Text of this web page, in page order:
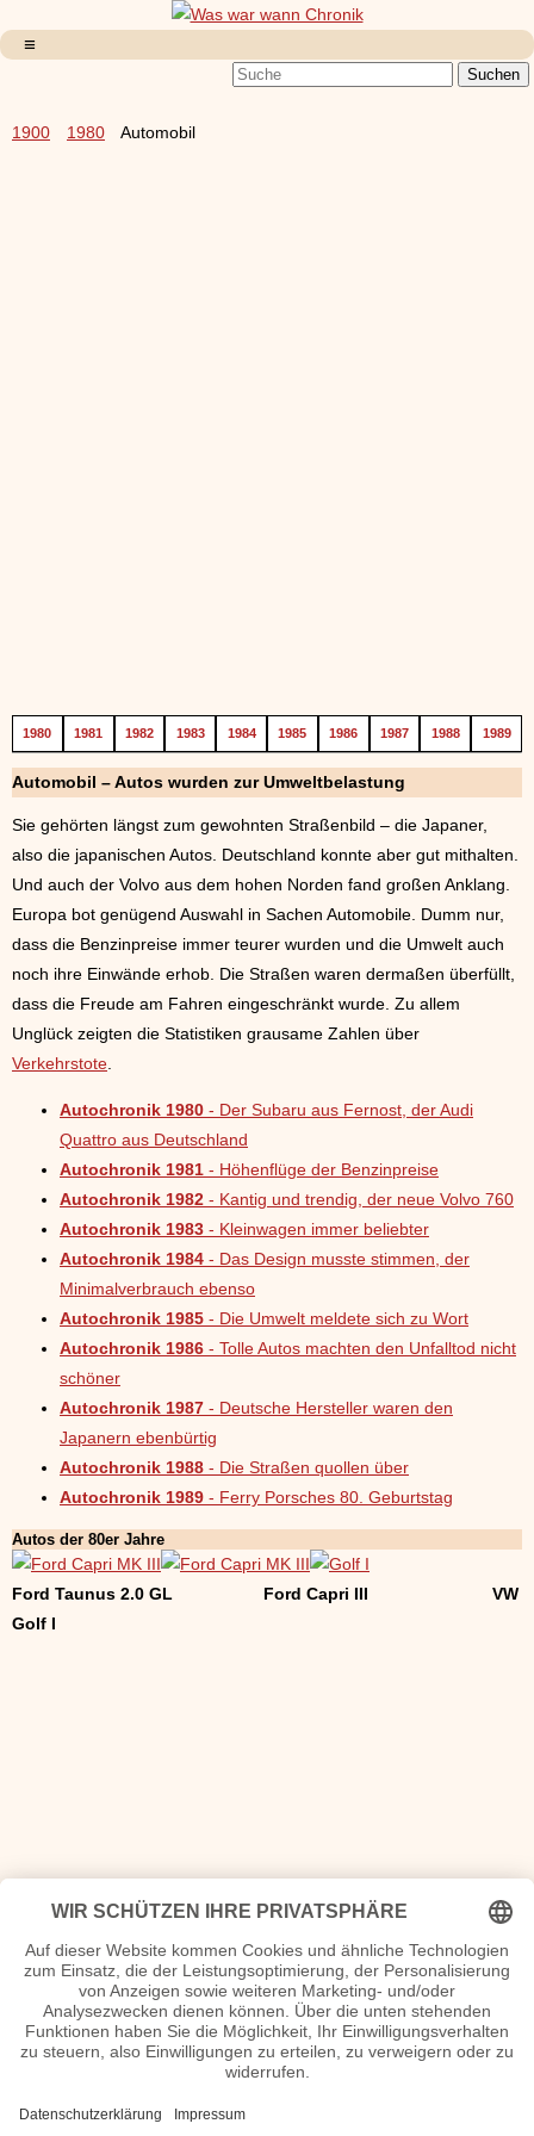
1900 1980 Automobil
1980 1981 1982 1983 1984 1985 1986 1987 1988 1989
Automobil – Autos wurden zur Umweltbelastung
Sie gehörten längst zum gewohnten Straßenbild – die Japaner,
also die japanischen Autos. Deutschland konnte aber gut mithalten.
Und auch der Volvo aus dem hohen Norden fand großen Anklang.
Europa bot genügend Auswahl in Sachen Automobile. Dumm nur,
dass die Benzinpreise immer teurer wurden und die Umwelt auch
noch ihre Einwände erhob. Die Straßen waren dermaßen überfüllt,
dass die Freude am Fahren eingeschränkt wurde. Zu allem
Unglück zeigten die Statistiken grausame Zahlen über
Verkehrstote.
Autochronik 1980 - Der Subaru aus Fernost, der Audi
Quattro aus Deutschland
Autochronik 1981 - Höhenflüge der Benzinpreise
Autochronik 1982 - Kantig und trendig, der neue Volvo 760
Autochronik 1983 - Kleinwagen immer beliebter
Autochronik 1984 - Das Design musste stimmen, der
Minimalverbrauch ebenso
Autochronik 1985 - Die Umwelt meldete sich zu Wort
Autochronik 1986 - Tolle Autos machten den Unfalltod nicht
schöner
Autochronik 1987 - Deutsche Hersteller waren den
Japanern ebenbürtig
Autochronik 1988 - Die Straßen quollen über
Autochronik 1989 - Ferry Porsches 80. Geburtstag
Autos der 80er Jahre
Ford Taunus 2.0 GL Ford Capri III VW
Golf I